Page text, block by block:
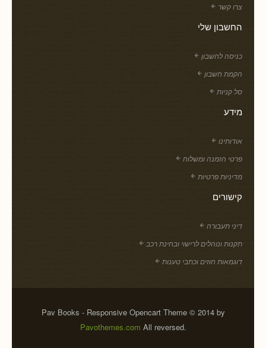
צרו קשר
החשבון שלי
כניסה לחשבון
הקמת חשבון
סל קניות
מידע
אודותינו
פרטי הזמנה ומשלוח
מדיניות פרטיות
קישורים
דיני תעבורה
תקנות ונוהלים לרישוי ובחינת רכב
דוגמאות חוזים וכתבי טענות
Pav Books - Responsive Opencart Theme © 2014 by
Pavothemes.com All reversed.